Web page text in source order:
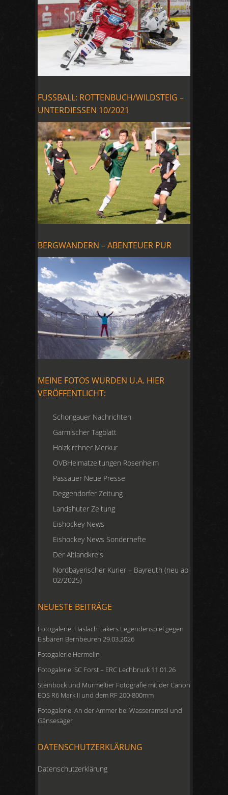
FUSSBALL: ROTTENBUCH/WILDSTEIG –
UNTERDIESSEN 10/2021
BERGWANDERN – ABENTEUER PUR
MEINE FOTOS WURDEN U.A. HIER
VERÖFFENTLICHT:
Schongauer Nachrichten
Garmischer Tagblatt
Holzkirchner Merkur
OVBHeimatzeitungen Rosenheim
Passauer Neue Presse
Deggendorfer Zeitung
Landshuter Zeitung
Eishockey News
Eishockey News Sonderhefte
Der Altlandkreis
Nordbayerischer Kurier – Bayreuth (neu ab
02/2025)
NEUESTE BEITRÄGE
Fotogalerie: Haslach Lakers Legendenspiel gegen
Eisbären Bernbeuren 29.03.2026
Fotogalerie Hermelin
Fotogalerie: SC Forst – ERC Lechbruck 11.01.26
Steinbock und Murmeltier Fotografie mit der Canon
EOS R6 Mark II und dem RF 200-800mm
Fotogalerie: An der Ammer bei Wasseramsel und
Gänsesäger
DATENSCHUTZERKLÄRUNG
Datenschutzerklärung